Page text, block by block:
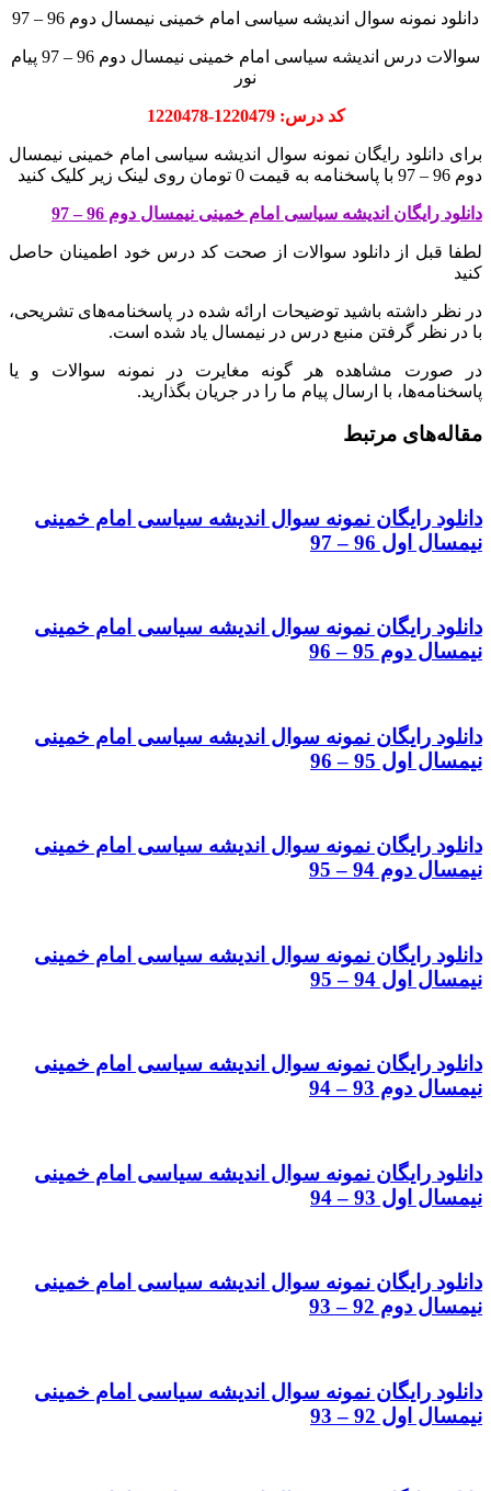
دانلود نمونه سوال اندیشه سیاسی امام خمینی نیمسال دوم 96 – 97
سوالات درس اندیشه سیاسی امام خمینی نیمسال دوم 96 – 97 پیام
نور
کد درس: 1220479-1220478
برای دانلود رایگان نمونه سوال اندیشه سیاسی امام خمینی نیمسال
دوم 96 – 97 با پاسخنامه به قیمت 0 تومان روی لینک زیر کلیک کنید
دانلود رایگان اندیشه سیاسی امام خمینی نیمسال دوم 96 – 97
لطفا قبل از دانلود سوالات از صحت کد درس خود اطمینان حاصل
کنید
در نظر داشته باشید توضیحات ارائه شده در پاسخنامه‌های تشریحی،
با در نظر گرفتن منبع درس در نیمسال یاد شده است.
در صورت مشاهده هر گونه مغایرت در نمونه سوالات و یا
پاسخنامه‌ها، با ارسال پیام ما را در جریان بگذارید.
مقاله‌های مرتبط
دانلود رایگان نمونه سوال اندیشه سیاسی امام خمینی
نیمسال اول 96 – 97
دانلود رایگان نمونه سوال اندیشه سیاسی امام خمینی
نیمسال دوم 95 – 96
دانلود رایگان نمونه سوال اندیشه سیاسی امام خمینی
نیمسال اول 95 – 96
دانلود رایگان نمونه سوال اندیشه سیاسی امام خمینی
نیمسال دوم 94 – 95
دانلود رایگان نمونه سوال اندیشه سیاسی امام خمینی
نیمسال اول 94 – 95
دانلود رایگان نمونه سوال اندیشه سیاسی امام خمینی
نیمسال دوم 93 – 94
دانلود رایگان نمونه سوال اندیشه سیاسی امام خمینی
نیمسال اول 93 – 94
دانلود رایگان نمونه سوال اندیشه سیاسی امام خمینی
نیمسال دوم 92 – 93
دانلود رایگان نمونه سوال اندیشه سیاسی امام خمینی
نیمسال اول 92 – 93